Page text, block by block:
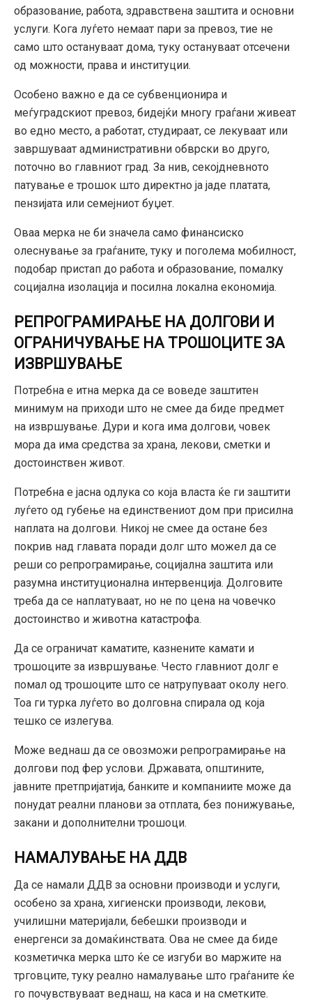
образование, работа, здравствена заштита и основни
услуги. Кога луѓето немаат пари за превоз, тие не
само што остануваат дома, туку остануваат отсечени
од можности, права и институции.
Особено важно е да се субвенционира и
меѓуградскиот превоз, бидејќи многу граѓани живеат
во едно место, а работат, студираат, се лекуваат или
завршуваат административни обврски во друго,
поточно во главниот град. За нив, секојдневното
патување е трошок што директно ја јаде платата,
пензијата или семејниот буџет.
Оваа мерка не би значела само финансиско
олеснување за граѓаните, туку и поголема мобилност,
подобар пристап до работа и образование, помалку
социјална изолација и посилна локална економија.
РЕПРОГРАМИРАЊЕ НА ДОЛГОВИ И
ОГРАНИЧУВАЊЕ НА ТРОШОЦИТЕ ЗА
ИЗВРШУВАЊЕ
Потребна е итна мерка да се воведе заштитен
минимум на приходи што не смее да биде предмет
на извршување. Дури и кога има долгови, човек
мора да има средства за храна, лекови, сметки и
достоинствен живот.
Потребна е јасна одлука со која власта ќе ги заштити
луѓето од губење на единствениот дом при присилна
наплата на долгови. Никој не смее да остане без
покрив над главата поради долг што можел да се
реши со репрограмирање, социјална заштита или
разумна институционална интервенција. Долговите
треба да се наплатуваат, но не по цена на човечко
достоинство и животна катастрофа.
Да се ограничат каматите, казнените камати и
трошоците за извршување. Често главниот долг е
помал од трошоците што се натрупуваат околу него.
Тоа ги турка луѓето во долговна спирала од која
тешко се излегува.
Може веднаш да се овозможи репрограмирање на
долгови под фер услови. Државата, општините,
јавните претпријатија, банките и компаниите може да
понудат реални планови за отплата, без понижување,
закани и дополнителни трошоци.
НАМАЛУВАЊЕ НА ДДВ
Да се намали ДДВ за основни производи и услуги,
особено за храна, хигиенски производи, лекови,
училишни материјали, бебешки производи и
енергенси за домаќинствата. Ова не смее да биде
козметичка мерка што ќе се изгуби во маржите на
трговците, туку реално намалување што граѓаните ќе
го почувствуваат веднаш, на каса и на сметките.